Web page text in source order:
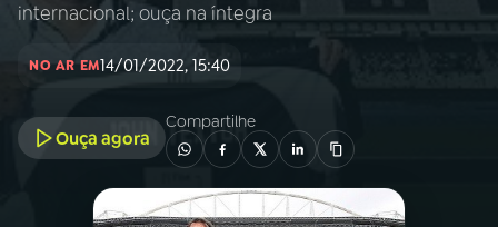
INÍCIO
internacional; ouça na íntegra
NO AR EM14/01/2022, 15:40
Ouça agora
Compartilhe